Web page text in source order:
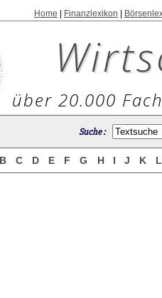
Home Finanzlexikon
über 20.000
Suche :
B C D E F G H I J K